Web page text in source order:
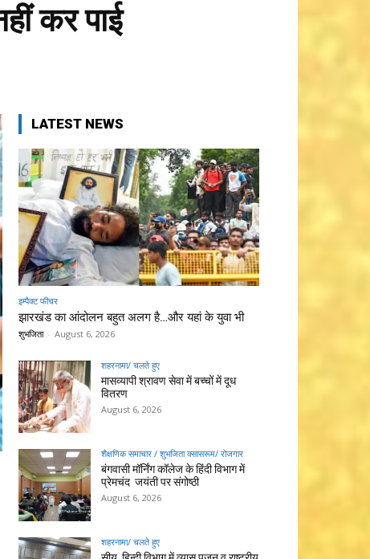
कर पाई
LATEST NEWS
इम्पैक्ट फीचर
झारखंड का आंदोलन बहुत अलग है…और यहां के युवा भी
शुभजिता - August 6, 2026
शहरनामा/ चलते हुए
मासव्यापी श्रावण सेवा में बच्चों में दूध
वितरण
August 6, 2026
शैक्षणिक समाचार / शुभजिता क्सासरूम/ रोजगार
बंगवासी मॉर्निंग कॉलेज के हिंदी विभाग में
प्रेमचंद जयंती पर संगोष्ठी
August 6, 2026
शहरनामा/ चलते हुए